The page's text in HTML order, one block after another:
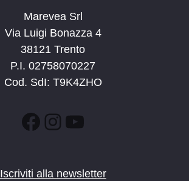
Marevea Srl
Via Luigi Bonazza 4
38121 Trento
P.I. 02758070227
Cod. SdI: T9K4ZHO
Facebook
Instagram
YouTube
Iscriviti alla newsletter